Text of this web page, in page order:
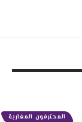
المحترفون المغاربة